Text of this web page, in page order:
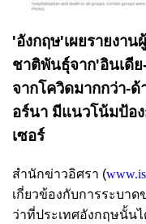
'อังกฤษ'เผยรายงา
ชาติพันธุ์จาก'อินเดี
จากโควิดมากกว่า-
อร์นา มีแนวโน้มป้อ
เซอร์
สำนักข่าวอิศรา (
เกี่ยวข้องกับการระบา
ว่าที่ประเทศอังกฤษนั้น